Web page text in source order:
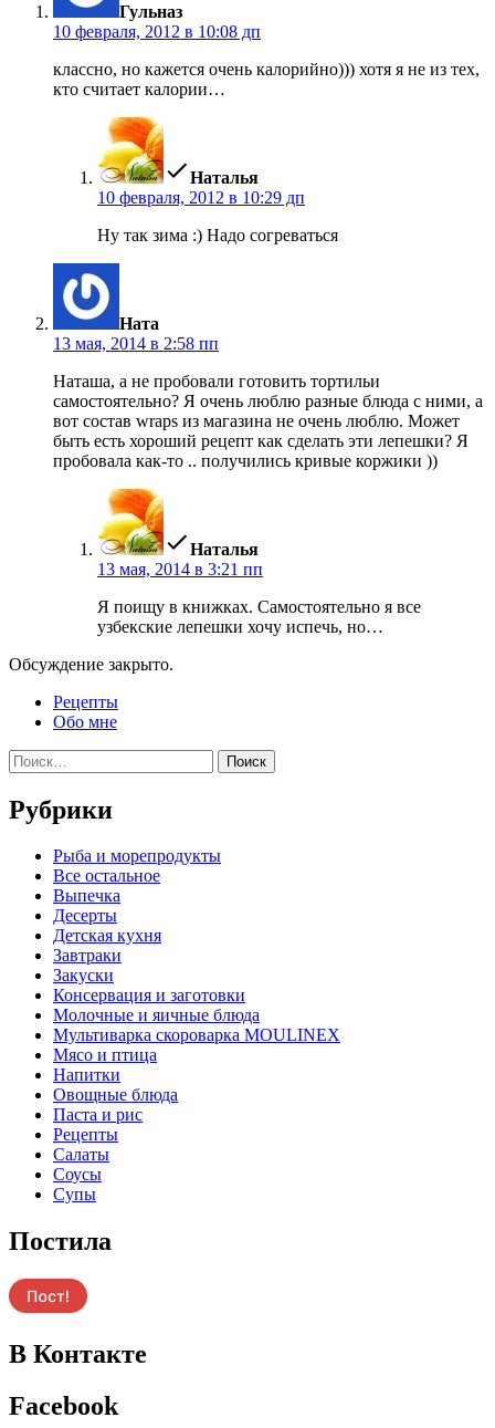
Гульназ
10 февраля, 2012 в 10:08 дп
классно, но кажется очень калорийно))) хотя я не из тех,
кто считает калории…
Наталья
10 февраля, 2012 в 10:29 дп
Ну так зима :) Надо согреваться
Ната
13 мая, 2014 в 2:58 пп
Наташа, а не пробовали готовить тортильи
самостоятельно? Я очень люблю разные блюда с ними, а
вот состав wraps из магазина не очень люблю. Может
быть есть хороший рецепт как сделать эти лепешки? Я
пробовала как-то .. получились кривые коржики ))
Наталья
13 мая, 2014 в 3:21 пп
Я поищу в книжках. Самостоятельно я все
узбекские лепешки хочу испечь, но…
Обсуждение закрыто.
Рецепты
Обо мне
Найти:
Рубрики
Pыба и морепродукты
Все остальное
Выпечка
Десерты
Детская кухня
Завтраки
Закуски
Консервация и заготовки
Молочные и яичные блюда
Мультиварка скороварка MOULINEX
Мясо и птица
Напитки
Овощные блюда
Паста и рис
Рецепты
Салаты
Соусы
Супы
Постила
В Контакте
Facebook